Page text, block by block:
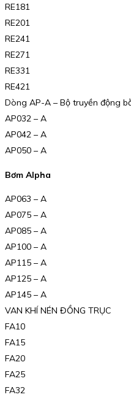
RE181
RE201
RE241
RE271
RE331
RE421
Dòng AP-A – Bộ truyền động
AP032 – A
AP042 – A
AP050 – A
Bơm Alpha
AP063 – A
AP075 – A
AP085 – A
AP100 – A
AP115 – A
AP125 – A
AP145 – A
VAN KHÍ NÉN ĐỒNG TRỤC
FA10
FA15
FA20
FA25
FA32